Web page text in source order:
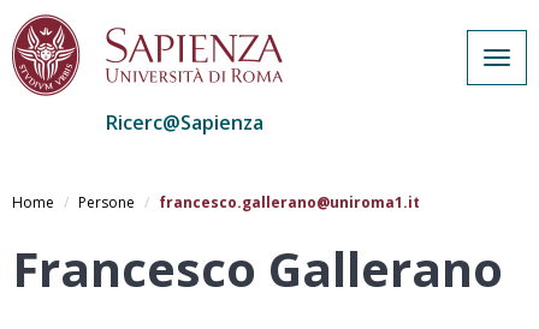
al
Ricerc@Sapienza
Home Persone francesco.gallerano@uniroma1.it
Francesco Gallerano